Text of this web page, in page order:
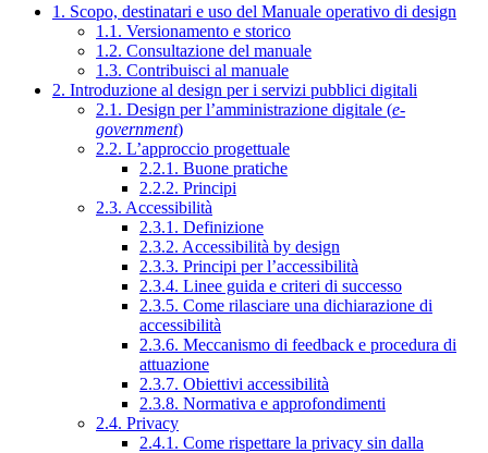
1. Scopo, destinatari e uso del Manuale operativo di design
1.1. Versionamento e storico
1.2. Consultazione del manuale
1.3. Contribuisci al manuale
2. Introduzione al design per i servizi pubblici digitali
2.1. Design per l’amministrazione digitale (e-
government)
2.2. L’approccio progettuale
2.2.1. Buone pratiche
2.2.2. Principi
2.3. Accessibilità
2.3.1. Definizione
2.3.2. Accessibilità by design
2.3.3. Principi per l’accessibilità
2.3.4. Linee guida e criteri di successo
2.3.5. Come rilasciare una dichiarazione di
accessibilità
2.3.6. Meccanismo di feedback e procedura di
attuazione
2.3.7. Obiettivi accessibilità
2.3.8. Normativa e approfondimenti
2.4. Privacy
2.4.1. Come rispettare la privacy sin dalla